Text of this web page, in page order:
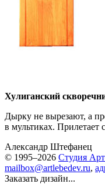
Хулиганский
Дырку не вырезают, а
в мультиках.
Александр Штефанец
© 1995–2026 Студия
mailbox@artlebedev.ru,
Заказать дизайн...